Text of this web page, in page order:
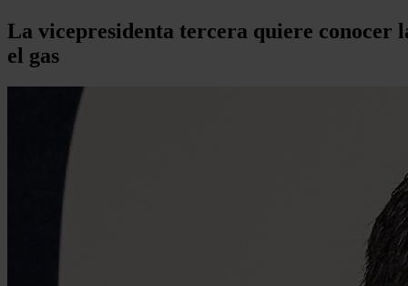
La vicepresidenta tercera quiere conocer
el gas